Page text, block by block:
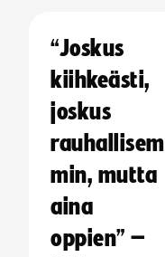
“Joskus
kiihkeästi,
joskus
rauhallisem
min, mutta
aina
oppien” –